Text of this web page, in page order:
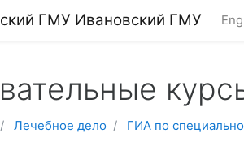
Ивановский ГМУ
Лечебное дело ГИА по